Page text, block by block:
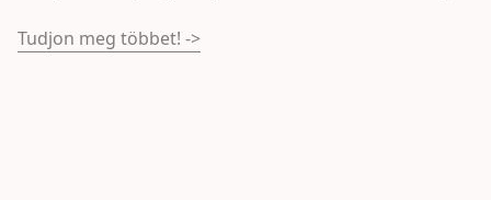
Tudjon meg többet! ->